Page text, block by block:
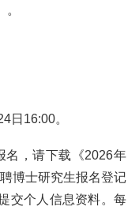
日16:00。
名，请下载《2026年
博士研究生报名登记
交个人信息资料。每